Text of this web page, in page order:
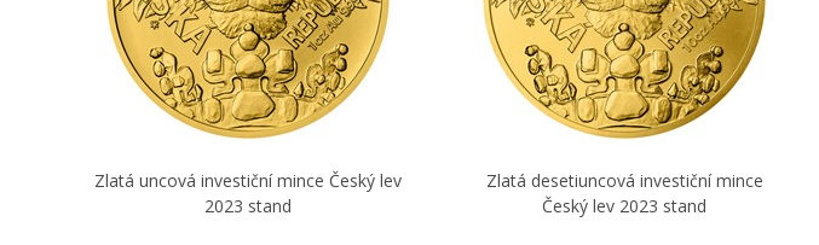
Zlatá uncová investiční mince Český lev
2023 stand
Zlatá desetiuncová investiční mince
Český lev 2023 stand